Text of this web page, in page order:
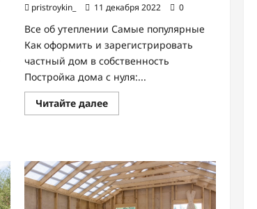
pristroykin_ 11 декабря 2022 0
Все об утеплении Самые популярные
Как оформить и зарегистрировать
частный дом в собственность
Постройка дома с нуля:...
Читайте далееПрочитать
больше
из
газобетонных
блоков